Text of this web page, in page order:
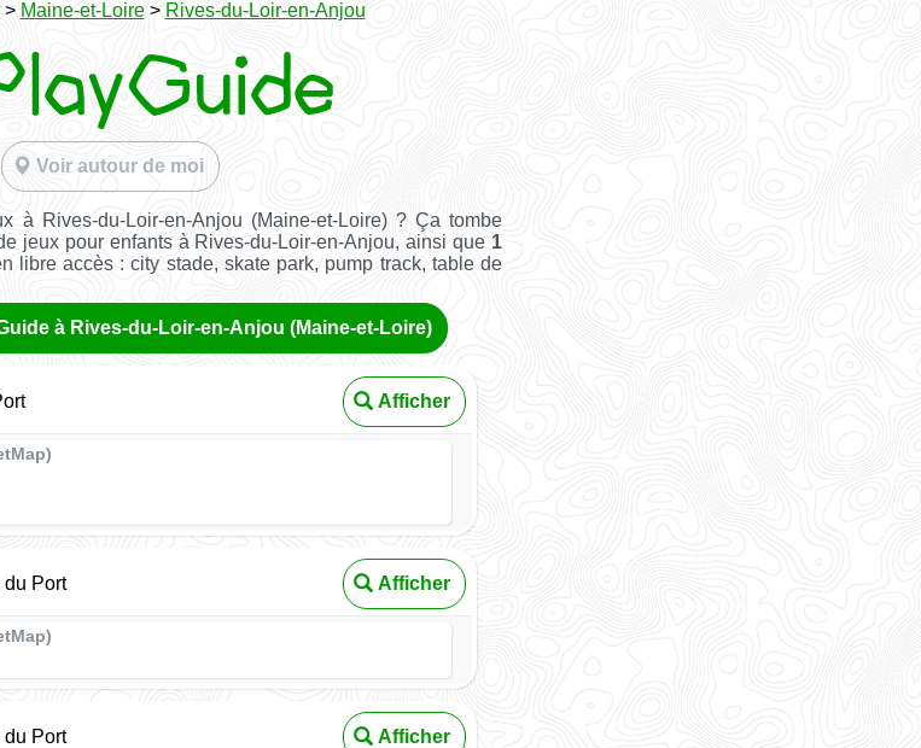
> Maine-et-Loire> Rives-du-Loir-en-Anjou
Voir autour de moi
à Rives-du-Loir-en-Anjou (Maine-et-Loire) ? Ça tombe
jeux pour enfants à Rives-du-Loir-en-Anjou, ainsi que 1
libre accès : city stade, skate park, pump track, table de
à Rives-du-Loir-en-Anjou (Maine-et-Loire)
Afficher
Port Afficher
Port Afficher